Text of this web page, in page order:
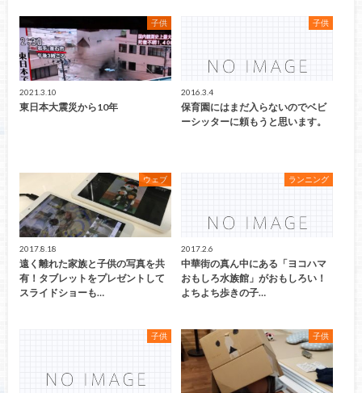
子供
2021.3.10
東日本大震災から10年
子供
2016.3.4
保育園にはまだ入らないのでベビ
ーシッターに頼もうと思います。
ウェブ
2017.8.18
遠く離れた家族と子供の写真を共
有！タブレットをプレゼントして
スライドショーも…
ランニング
2017.2.6
中華街の真ん中にある「ヨコハマ
おもしろ水族館」がおもしろい！
よちよち歩きの子…
子供 子供